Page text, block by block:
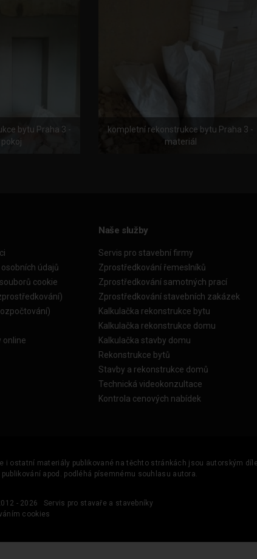
bytu Praha 3 -
kompletní rekonstrukce bytu Praha 3 -
materiál
údajů
cookie
online
Naše služby
Servis pro stavební firmy
Zprostředkování řemeslníků
Zprostředkování samotných prací
Zprostředkování stavebních zakázek
Kalkulačka rekonstrukce bytu
Kalkulačka rekonstrukce domu
Kalkulačka stavby domu
Rekonstrukce bytů
Stavby a rekonstrukce domů
Technická videokonzultace
Kontrola cenových nabídek
i ostatní materiály publikované na těchto stránkách jsou autorským
apod. podléhá písemnému souhlasu autora.
- 2026
Servis pro stavaře a stavebníky
cookies